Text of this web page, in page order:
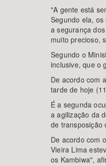
"A gente está
Segundo ela,
a segurança
muito precioso,
Segundo o
inclusive, que o
De acordo com
tarde de hoje
É a segunda
a agilização da
de transposição
De acordo com
Vieira Lima
os Kambiwa",